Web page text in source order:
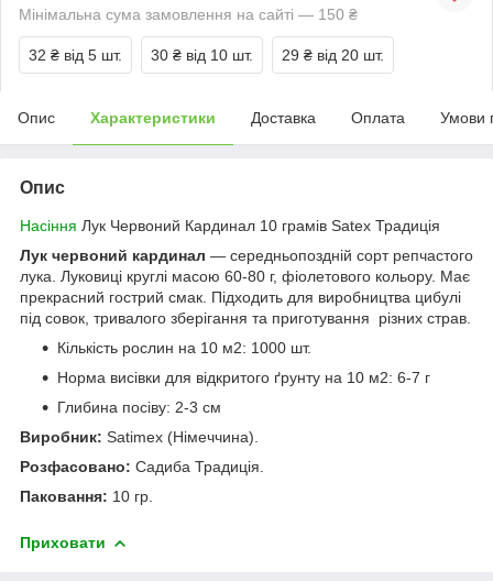
Мінімальна сума замовлення на сайті — 150 ₴
32 ₴ від 5 шт. 30 ₴ від 10 шт. 29 ₴ від 20 шт.
Опис Характеристики Доставка Оплата Умови
Опис
Насіння Лук Червоний Кардинал 10 грамів Satex Традиція
Лук червоний кардинал — середньопоздній сорт репчастого
лука. Луковиці круглі масою 60-80 г, фіолетового кольору. Має
прекрасний гострий смак. Підходить для виробництва цибулі
під совок, тривалого зберігання та приготування різних страв.
Кількість рослин на 10 м2: 1000 шт.
Норма висівки для відкритого ґрунту на 10 м2: 6-7 г
Глибина посіву: 2-3 см
Виробник: Satimex (Німеччина).
Розфасовано: Садиба Традиція.
Паковання: 10 гр.
Приховати